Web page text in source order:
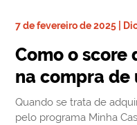
7 de fevereiro de 2025 |
Como o
na compra de
Quando se trata de
pelo programa Minha